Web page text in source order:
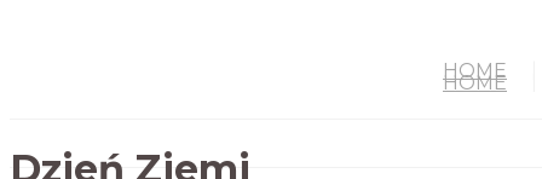
HOME
HOME
Dzień Ziemi